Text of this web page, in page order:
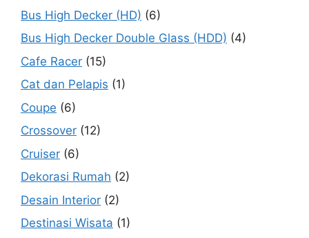
Bus High Decker (HD) (6)
Bus High Decker Double Glass (HDD) (4)
Cafe Racer (15)
Cat dan Pelapis (1)
Coupe (6)
Crossover (12)
Cruiser (6)
Dekorasi Rumah (2)
Desain Interior (2)
Destinasi Wisata (1)